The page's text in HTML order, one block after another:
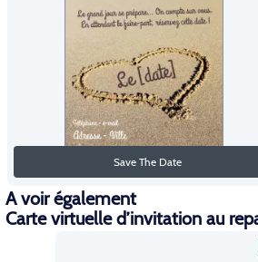
Save The Date
A voir également
Carte virtuelle d’invitation au